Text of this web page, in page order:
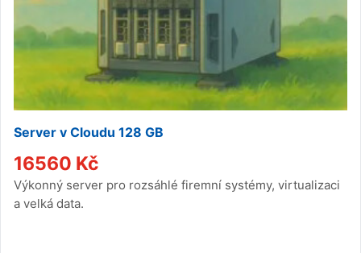
Server v Cloudu 128 GB
16560 Kč
Výkonný server pro rozsáhlé firemní systémy, virtualizaci
a velká data.